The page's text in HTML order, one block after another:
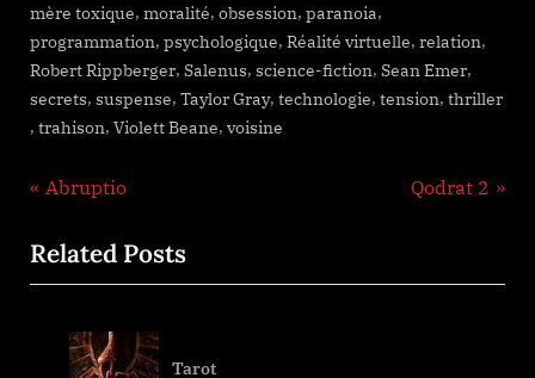
mère toxique, moralité, obsession, paranoia,
programmation, psychologique, Réalité virtuelle, relation,
Robert Rippberger, Salenus, science-fiction, Sean Emer,
secrets, suspense, Taylor Gray, technologie, tension, thriller
, trahison, Violett Beane, voisine
Navigation
de
l’article
P
e
v
Abruptio
N
t
Qodrat 2
Related Posts
Tarot